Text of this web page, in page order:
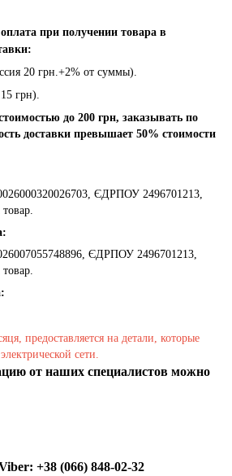
при получении товара в
20 грн.+2% от суммы).
грн).
до 200 грн, заказывать по
доставки превышает 50% стоимости
ЄДРПОУ 2496701213,
ЄДРПОУ 2496701213,
предоставляется на детали, которые
сети.
от наших специалистов можно
+38 (066) 848-02-32